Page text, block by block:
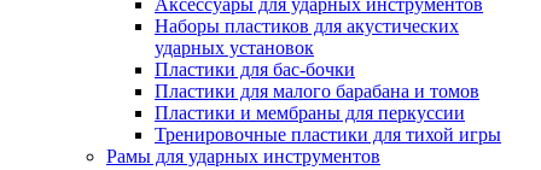
Аксессуары для ударных инструментов
Наборы пластиков для акустических
ударных установок
Пластики для бас-бочки
Пластики для малого барабана и томов
Пластики и мембраны для перкуссии
Тренировочные пластики для тихой игры
Рамы для ударных инструментов